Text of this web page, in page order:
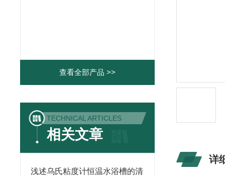
查看全部产品 >>
TECHNICAL ARTICLES
相关文章
浅述乌氏粘度计恒温水浴槽的清
详